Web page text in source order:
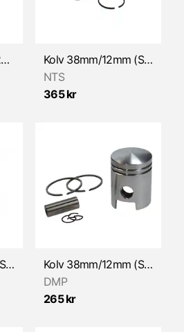
Kolv 38,6mm ÖD/12mm (Sachs 502) NTS
Kolv 38mm/12mm (Sachs 502) NTS
NTS
365 kr
Kolv 38mm/12mm (Sachs 504/505/506)
Kolv 38mm/12mm (Sachs) DMP
DMP
265 kr